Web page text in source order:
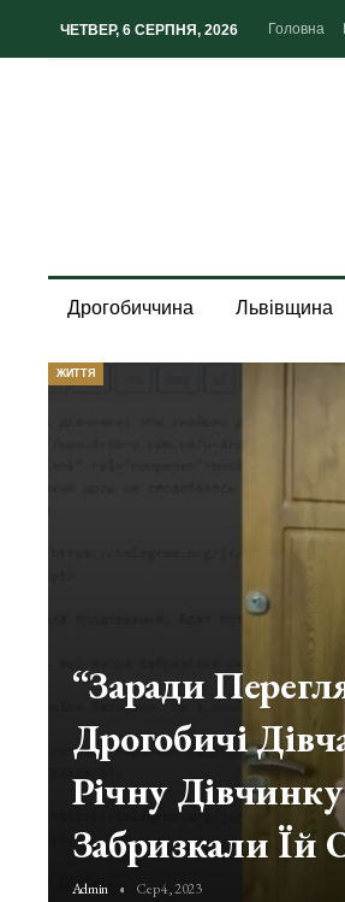
ЧЕТВЕР, 6 СЕРПНЯ, 2026 Головна
Дрогобиччина Львівщина
ЖИТТЯ
“Заради
Дрогобичі
Річну
Забризкали Їй
Admin Сер 4, 2023